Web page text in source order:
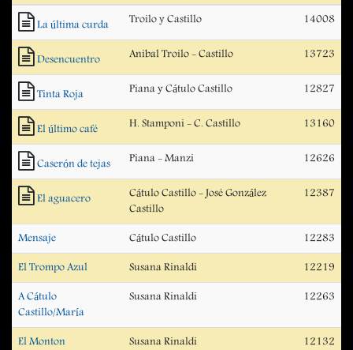
La última curda Troilo y Castillo 14008
Desencuentro Anibal Troilo - Castillo 13723
Tinta Roja Piana y Cátulo Castillo 12827
El último café H. Stamponi - C. Castillo 13160
Caserón de tejas Piana - Manzi 12626
El aguacero
Cátulo Castillo - José González
Castillo
12387
Mensaje Cátulo Castillo 12283
El Trompo Azul Susana Rinaldi 12219
A Cátulo
Castillo/María
Susana Rinaldi 12263
El Monton Susana Rinaldi 12132